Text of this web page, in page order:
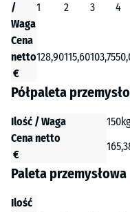
/
Waga
1 2 3 4
Cena
netto
€
128,90115,60103,75
Półpaleta
Ilość / Waga
Cena netto
€
Paleta przemysłowa
Ilość